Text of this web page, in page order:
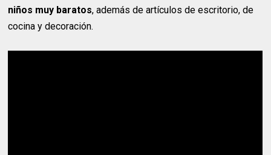
niños muy baratos, además de artículos de escritorio, de
cocina y decoración.